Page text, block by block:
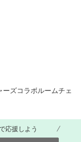
ズコラボルームチェ
応援しよう